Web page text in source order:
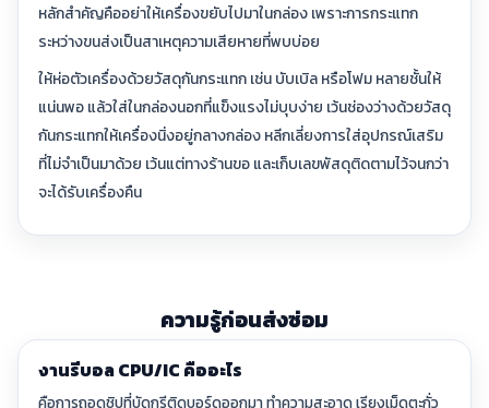
หลักสำคัญคืออย่าให้เครื่องขยับไปมาในกล่อง เพราะการกระแทก
ระหว่างขนส่งเป็นสาเหตุความเสียหายที่พบบ่อย
ให้ห่อตัวเครื่องด้วยวัสดุกันกระแทก เช่น บับเบิล หรือโฟม หลายชั้นให้
แน่นพอ แล้วใส่ในกล่องนอกที่แข็งแรงไม่บุบง่าย เว้นช่องว่างด้วยวัสดุ
กันกระแทกให้เครื่องนิ่งอยู่กลางกล่อง หลีกเลี่ยงการใส่อุปกรณ์เสริม
ที่ไม่จำเป็นมาด้วย เว้นแต่ทางร้านขอ และเก็บเลขพัสดุติดตามไว้จนกว่า
จะได้รับเครื่องคืน
ความรู้ก่อนส่งซ่อม
งานรีบอล CPU/IC คืออะไร
คือการถอดชิปที่บัดกรีติดบอร์ดออกมา ทำความสะอาด เรียงเม็ดตะกั่ว